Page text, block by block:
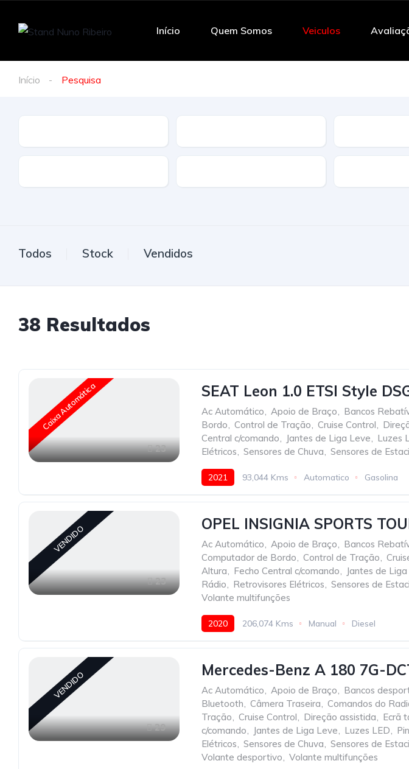
Início Quem Somos Veiculos
Início Pesquisa
Todos Stock Vendidos
38 Resultados
Caixa Automática
23
SEAT Leon 1.0 ETSI Style
Ac Automático, Apoio de Braço, Bancos
Bordo, Control de Tração, Cruise Control,
Central c/comando, Jantes de Liga Leve, Luzes
Elétricos, Sensores de Chuva, Sensores de
2021 93,044 Kms Automatico Gasolina
VENDIDO
23
OPEL INSIGNIA SPORTS
Ac Automático, Apoio de Braço, Bancos
Computador de Bordo, Control de Tração,
Altura, Fecho Central c/comando, Jantes de
Rádio, Retrovisores Elétricos, Sensores de
Volante multifunções
2020 206,074 Kms Manual Diesel
VENDIDO
29
Mercedes-Benz A 180 7G-
Ac Automático, Apoio de Braço, Bancos
Bluetooth, Câmera Traseira, Comandos do
Tração, Cruise Control, Direção assistida, Ecrã
c/comando, Jantes de Liga Leve, Luzes LED,
Elétricos, Sensores de Chuva, Sensores de
Volante desportivo, Volante multifunções